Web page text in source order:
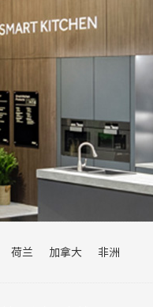
荷兰 加拿大 非洲